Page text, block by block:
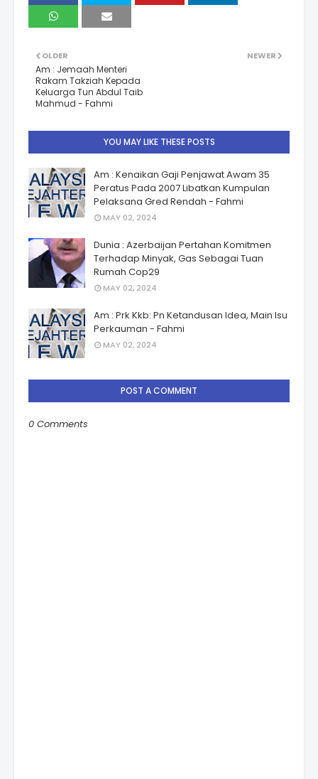
NEWER
OLDER
Am : Jemaah Menteri
Rakam Takziah Kepada
Keluarga Tun Abdul Taib
Mahmud - Fahmi
YOU MAY LIKE THESE POSTS
Am : Kenaikan Gaji Penjawat Awam 35
Peratus Pada 2007 Libatkan Kumpulan
Pelaksana Gred Rendah - Fahmi
MAY 02, 2024
Dunia : Azerbaijan Pertahan Komitmen
Terhadap Minyak, Gas Sebagai Tuan
Rumah Cop29
MAY 02, 2024
Am : Prk Kkb: Pn Ketandusan Idea, Main Isu
Perkauman - Fahmi
MAY 02, 2024
POST A COMMENT
0 Comments